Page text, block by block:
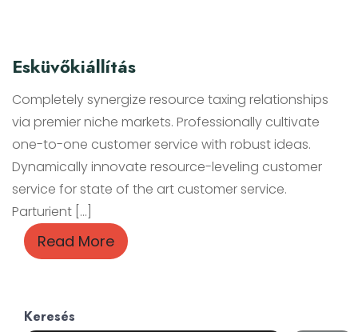
Keresés
Esküvőkiállítás
Completely synergize resource taxing relationships
via premier niche markets. Professionally cultivate
one-to-one customer service with robust ideas.
Dynamically innovate resource-leveling customer
service for state of the art customer service.
Parturient […]
Read More